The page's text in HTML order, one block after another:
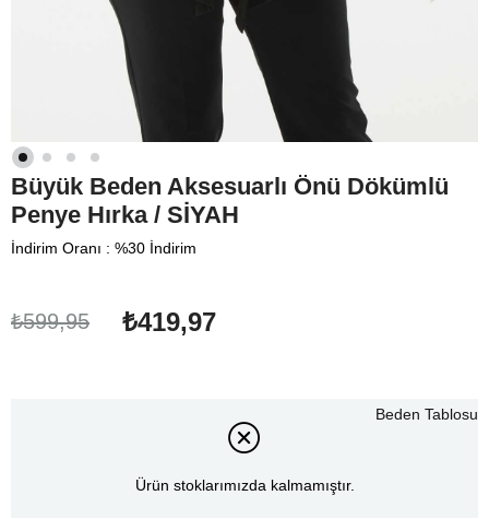
Büyük Beden Aksesuarlı Önü Dökümlü
Penye Hırka / SİYAH
İndirim Oranı : %30 İndirim
₺599,95 ₺419,97
Ürün stoklarımızda kalmamıştır.
Beden Tablosu